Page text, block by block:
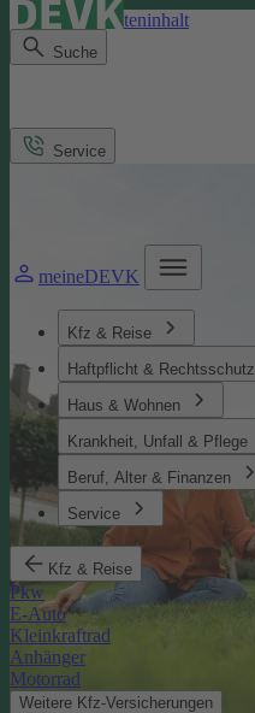
Direkt zum Seiteninhalt
Suche
meineDEVK
Kfz & Reise
Haftpflicht & Rechtsschutz
Haus & Wohnen
Krankheit, Unfall & Pflege
Beruf, Alter & Finanzen
Service
Kfz & Reise
Pkw
E-Auto
Kleinkraftrad
Anhänger
Motorrad
Weitere Kfz-Versicherungen
Service